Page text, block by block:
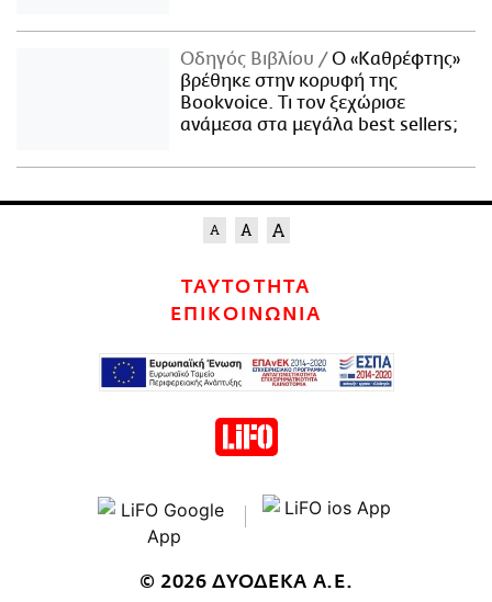
Οδηγός Βιβλίου
Ο «Καθρέφτης»
βρέθηκε στην κορυφή της
Bookvoice. Τι τον ξεχώρισε
ανάμεσα στα μεγάλα best sellers;
ΤΑΥΤΟΤΗΤΑ
ΕΠΙΚΟΙΝΩΝΙΑ
© 2026 ΔΥΟΔΕΚΑ Α.Ε.